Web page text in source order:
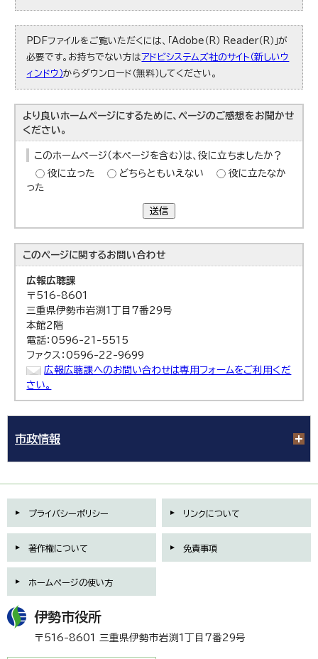
PDFファイルをご覧いただくには、「Adobe（R） Reader（R）」が
必要です。お持ちでない方はアドビシステムズ社のサイト（新しいウ
ィンドウ）からダウンロード（無料）してください。
より良いホームページにするために、ページのご感想をお聞かせ
ください。
このホームページ（本ページを含む）は、役に立ちましたか？
役に立った
どちらともいえない
役に立たなか
った
送信
このページに関するお問い合わせ
広報広聴課
〒516-8601
三重県伊勢市岩渕1丁目7番29号
本館2階
電話：0596-21-5515
ファクス：0596-22-9699
広報広聴課へのお問い合わせは専用フォームをご利用くだ
さい。
市政情報
プライバシーポリシー リンクについて
著作権について 免責事項
ホームページの使い方
伊勢市役所
〒516-8601 三重県伊勢市岩渕1丁目7番29号